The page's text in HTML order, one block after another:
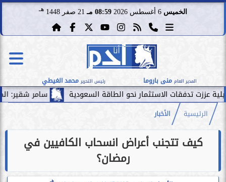
الخميس 08:59 مـ 21 صفر 1448 هـ
المدير العام منى باروما رئيس التحرير محمد الغيطي
سامر شقير: الممرات الاستثمار نحو الطاقة السعودية
الرئيسية الأخبار
كيف تتجنب أعراض انسحاب الكافيين في
رمضان؟
هـ